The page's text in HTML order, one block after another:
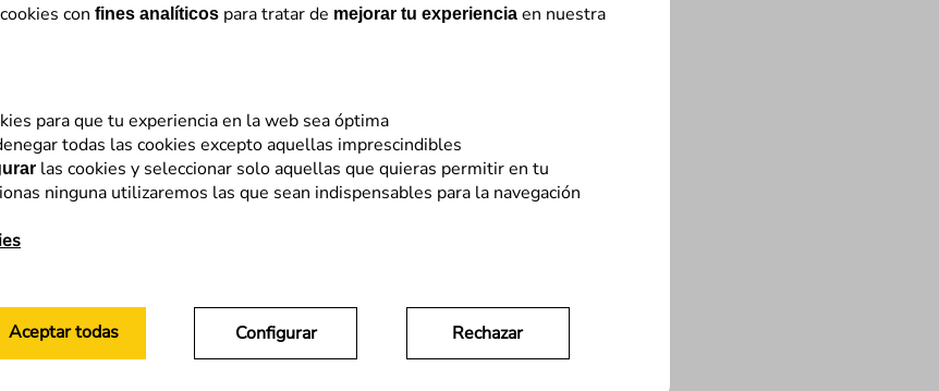
con fines analíticos para tratar de mejorar tu experiencia en nuestra
para que tu experiencia en la web sea óptima
todas las cookies excepto aquellas imprescindibles
las cookies y seleccionar solo aquellas que quieras permitir en tu
ninguna utilizaremos las que sean indispensables para la navegación
Configurar Rechazar
Aceptar todas
Analítica Web
Analítica web basada en logs y
analítica web basada en
comenzó a trabajar en esto tan bonito del «sector»
web/digital, yo ya hacía uso de analítica web, pero